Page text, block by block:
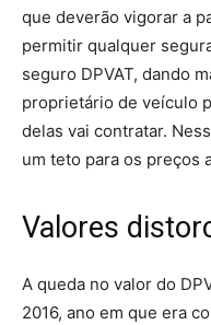
que deverão vigorar a
permitir qualquer
seguro DPVAT, dando
proprietário de veículo
delas vai contratar.
um teto para os preços
Valores
A queda no valor do
2016, ano em que era